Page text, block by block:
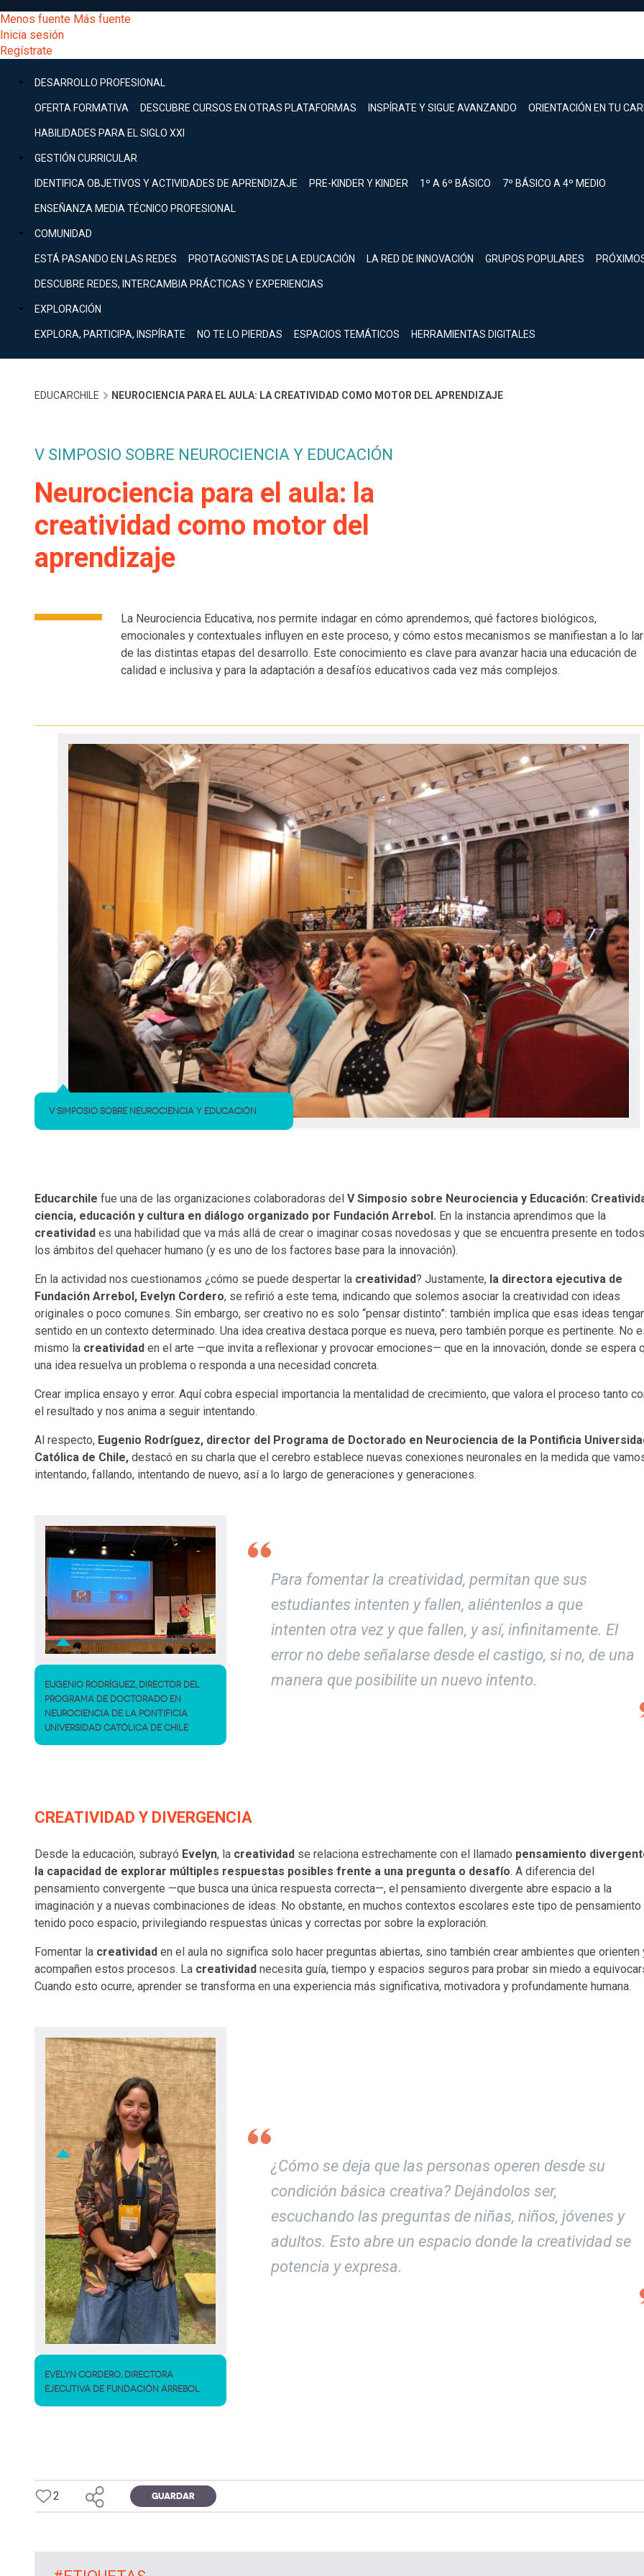
al
contenido
principal
[Educarchile
Escritorio]
Menú
entrar
mi
cuenta
Menos fuente Más fuente
Inicia sesión
Regístrate
Menú
principal
DESARROLLO PROFESIONAL
OFERTA FORMATIVA DESCUBRE CURSOS EN OTRAS PLATAFORMAS INSPÍRATE Y SIGUE AVANZANDO ORIENTACIÓN EN TU
HABILIDADES PARA EL SIGLO XXI
GESTIÓN CURRICULAR
IDENTIFICA OBJETIVOS Y ACTIVIDADES DE APRENDIZAJE PRE-KINDER Y KINDER 1º A 6º BÁSICO 7º BÁSICO A 4º MEDIO
ENSEÑANZA MEDIA TÉCNICO PROFESIONAL
COMUNIDAD
ESTÁ PASANDO EN LAS REDES PROTAGONISTAS DE LA EDUCACIÓN LA RED DE INNOVACIÓN GRUPOS POPULARES
DESCUBRE REDES, INTERCAMBIA PRÁCTICAS Y EXPERIENCIAS
EXPLORACIÓN
EXPLORA, PARTICIPA, INSPÍRATE NO TE LO PIERDAS ESPACIOS TEMÁTICOS HERRAMIENTAS DIGITALES
Buscar
Menú
principal
DESARROLLO
Expand
GESTIÓN
Expand
COMUNIDAD
Expand
EXPLORACIÓN
[Educarchile
Mobile]
Menú
mi
cuenta
Inicia
Sobrescribir
enlaces
de
ayuda
a
la
navegación
EDUCARCHILE NEUROCIENCIA PARA EL AULA: LA CREATIVIDAD COMO MOTOR DEL APRENDIZAJE
V SIMPOSIO SOBRE NEUROCIENCIA Y EDUCACIÓN
Neurociencia para el aula: la
creatividad como motor del
aprendizaje
La Neurociencia Educativa, nos permite indagar en cómo aprendemos, qué factores biológicos,
emocionales y contextuales influyen en este proceso, y cómo estos mecanismos se manifiestan a lo
de las distintas etapas del desarrollo. Este conocimiento es clave para avanzar hacia una educación de
calidad e inclusiva y para la adaptación a desafíos educativos cada vez más complejos.
V SIMPOSIO SOBRE NEUROCIENCIA Y EDUCACIÓN
Educarchile fue una de las organizaciones colaboradoras del V Simposio sobre Neurociencia y Educación:
ciencia, educación y cultura en diálogo organizado por Fundación Arrebol. En la instancia aprendimos que la
creatividad es una habilidad que va más allá de crear o imaginar cosas novedosas y que se encuentra presente en todos
los ámbitos del quehacer humano (y es uno de los factores base para la innovación).
En la actividad nos cuestionamos ¿cómo se puede despertar la creatividad? Justamente, la directora ejecutiva de
Fundación Arrebol, Evelyn Cordero, se refirió a este tema, indicando que solemos asociar la creatividad con ideas
originales o poco comunes. Sin embargo, ser creativo no es solo “pensar distinto”: también implica que esas ideas
sentido en un contexto determinado. Una idea creativa destaca porque es nueva, pero también porque es pertinente. No
mismo la creatividad en el arte —que invita a reflexionar y provocar emociones— que en la innovación, donde se espera
una idea resuelva un problema o responda a una necesidad concreta.
Crear implica ensayo y error. Aquí cobra especial importancia la mentalidad de crecimiento, que valora el proceso tanto
el resultado y nos anima a seguir intentando.
Al respecto, Eugenio Rodríguez, director del Programa de Doctorado en Neurociencia de la Pontificia
Católica de Chile, destacó en su charla que el cerebro establece nuevas conexiones neuronales en la medida que
intentando, fallando, intentando de nuevo, así a lo largo de generaciones y generaciones.
EUGENIO RODRÍGUEZ, DIRECTOR DEL
PROGRAMA DE DOCTORADO EN
NEUROCIENCIA DE LA PONTIFICIA
UNIVERSIDAD CATÓLICA DE CHILE
Para fomentar la creatividad, permitan que sus
estudiantes intenten y fallen, aliéntenlos a que
intenten otra vez y que fallen, y así, infinitamente. El
error no debe señalarse desde el castigo, si no, de una
manera que posibilite un nuevo intento.
CREATIVIDAD Y DIVERGENCIA
Desde la educación, subrayó Evelyn, la creatividad se relaciona estrechamente con el llamado pensamiento
la capacidad de explorar múltiples respuestas posibles frente a una pregunta o desafío. A diferencia del
pensamiento convergente —que busca una única respuesta correcta—, el pensamiento divergente abre espacio a la
imaginación y a nuevas combinaciones de ideas. No obstante, en muchos contextos escolares este tipo de pensamiento
tenido poco espacio, privilegiando respuestas únicas y correctas por sobre la exploración.
Fomentar la creatividad en el aula no significa solo hacer preguntas abiertas, sino también crear ambientes que orienten
acompañen estos procesos. La creatividad necesita guía, tiempo y espacios seguros para probar sin miedo a
Cuando esto ocurre, aprender se transforma en una experiencia más significativa, motivadora y profundamente humana.
EVELYN CORDERO, DIRECTORA
EJECUTIVA DE FUNDACIÓN ARREBOL
¿Cómo se deja que las personas operen desde su
condición básica creativa? Dejándolos ser,
escuchando las preguntas de niñas, niños, jóvenes y
adultos. Esto abre un espacio donde la creatividad se
potencia y expresa.
2 GUARDAR
Inicia sesión.